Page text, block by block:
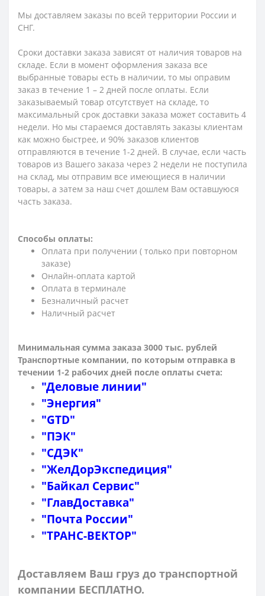
Мы доставляем заказы по всей территории России и
СНГ.
Сроки доставки заказа зависят от наличия товаров на
складе. Если в момент оформления заказа все
выбранные товары есть в наличии, то мы оправим
заказ в течение 1 – 2 дней после оплаты. Если
заказываемый товар отсутствует на складе, то
максимальный срок доставки заказа может составить 4
недели. Но мы стараемся доставлять заказы клиентам
как можно быстрее, и 90% заказов клиентов
отправляются в течение 1-2 дней. В случае, если часть
товаров из Вашего заказа через 2 недели не поступила
на склад, мы отправим все имеющиеся в наличии
товары, а затем за наш счет дошлем Вам оставшуюся
часть заказа.
Способы оплаты:
Оплата при получении ( только при повторном
заказе)
Онлайн-оплата картой
Оплата в терминале
Безналичный расчет
Наличный расчет
Минимальная сумма заказа 3000 тыс. рублей
Транспортные компании, по которым отправка в
течении 1-2 рабочих дней после оплаты счета:
"Деловые линии"
"Энергия"
"GTD"
"ПЭК"
"СДЭК"
"ЖелДорЭкспедиция"
"Байкал Сервис"
"ГлавДоставка"
"Почта России"
"ТРАНС-ВЕКТОР"
Доставляем Ваш груз до транспортной
компании БЕСПЛАТНО.